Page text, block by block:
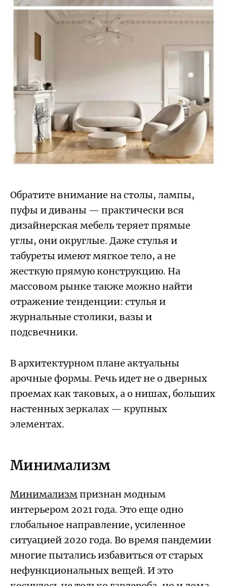
Обратите внимание на столы, лампы,
пуфы и диваны — практически вся
дизайнерская мебель теряет прямые
углы, они округлые. Даже стулья и
табуреты имеют мягкое тело, а не
жесткую прямую конструкцию. На
массовом рынке также можно найти
отражение тенденции: стулья и
журнальные столики, вазы и
подсвечники.
В архитектурном плане актуальны
арочные формы. Речь идет не о дверных
проемах как таковых, а о нишах, больших
настенных зеркалах — крупных
элементах.
Минимализм
Минимализм признан модным
интерьером 2021 года. Это еще одно
глобальное направление, усиленное
ситуацией 2020 года. Во время пандемии
многие пытались избавиться от старых
нефункциональных вещей. И это